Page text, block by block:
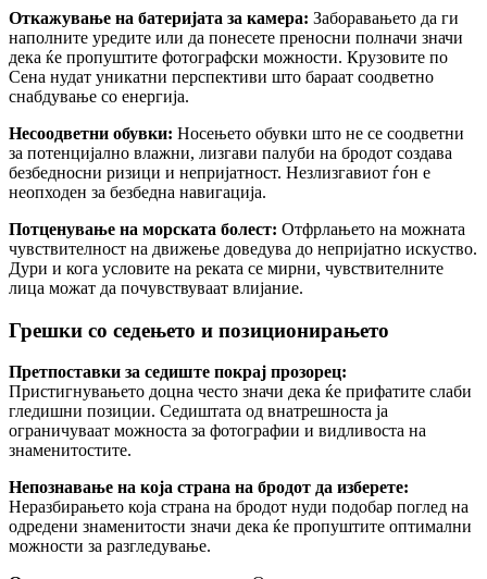
Откажување на батеријата за камера: Заборавањето да ги
наполните уредите или да понесете преносни полначи значи
дека ќе пропуштите фотографски можности. Крузовите по
Сена нудат уникатни перспективи што бараат соодветно
снабдување со енергија.
Несоодветни обувки: Носењето обувки што не се соодветни
за потенцијално влажни, лизгави палуби на бродот создава
безбедносни ризици и непријатност. Незлизгавиот ѓон е
неопходен за безбедна навигација.
Потценување на морската болест: Отфрлањето на можната
чувствителност на движење доведува до непријатно искуство.
Дури и кога условите на реката се мирни, чувствителните
лица можат да почувствуваат влијание.
Грешки со седењето и позиционирањето
Претпоставки за седиште покрај прозорец:
Пристигнувањето доцна често значи дека ќе прифатите слаби
гледишни позиции. Седиштата од внатрешноста ја
ограничуваат можноста за фотографии и видливоста на
знаменитостите.
Непознавање на која страна на бродот да изберете:
Неразбирањето која страна на бродот нуди подобар поглед на
одредени знаменитости значи дека ќе пропуштите оптимални
можности за разгледување.